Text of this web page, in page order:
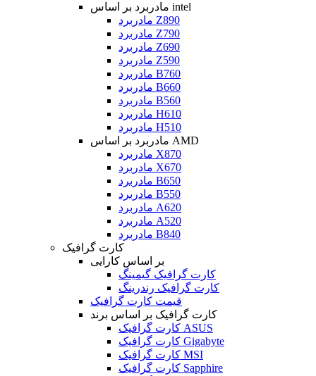
مادربرد بر اساس intel
مادربرد Z890
مادربرد Z790
مادربرد Z690
مادربرد Z590
مادربرد B760
مادربرد B660
مادربرد B560
مادربرد H610
مادربرد H510
مادربرد بر اساس AMD
مادربرد X870
مادربرد X670
مادربرد B650
مادربرد B550
مادربرد A620
مادربرد A520
مادربرد B840
کارت گرافیک
بر اساس کارایی
کارت گرافیک گیمینگ
کارت گرافیک رندرینگ
قیمت کارت گرافیک
کارت گرافیک بر اساس برند
کارت گرافیک ASUS
کارت گرافیک Gigabyte
کارت گرافیک MSI
کارت گرافیک Sapphire